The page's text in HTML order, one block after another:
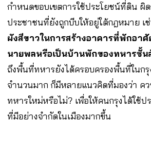
กำหนดขอบเขตการใช้ประโยชน์ที่ดิน ผิ
ประชาชนที่ยังถูกบีบให้อยู่ใต้กฎหมาย เ
ผังสีขาวในการสร้างอาคารที่พักอาศั
นายพลหรือเป็นบ้านพักของทหารชั้
ถึงพื้นที่ทหารยังได้ครอบครองพื้นที่ในก
จำนวนมาก ก็มีหลายแนวคิดที่มองว่า ค
ทหารใหม่หรือไม่? เพื่อให้คนกรุงได้ใช้
ที่มีอย่างจำกัดในเมืองมากขึ้น